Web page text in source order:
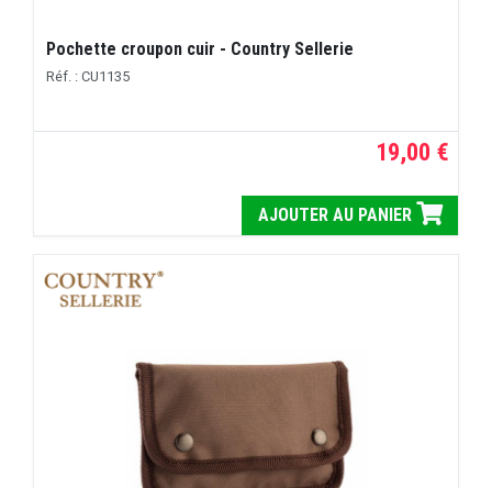
Pochette croupon cuir - Country Sellerie
Réf. : CU1135
19,00 €
AJOUTER AU PANIER